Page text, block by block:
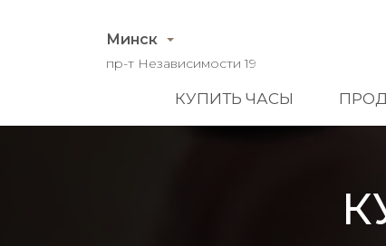
Минск
пр-т Независимости 19
КУПИТЬ ЧАСЫ